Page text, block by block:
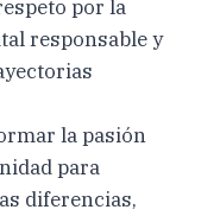
por la
responsable y
la pasión
para
diferencias,